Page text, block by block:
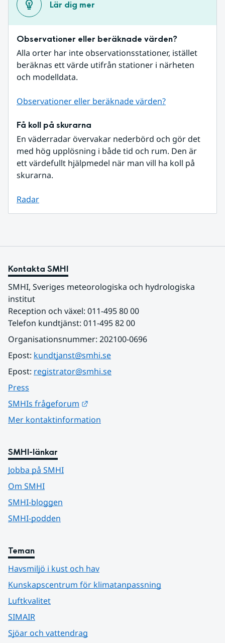
Lär dig mer
Observationer eller beräknade värden?
Alla orter har inte observationsstationer, istället
beräknas ett värde utifrån stationer i närheten
och modelldata.
Observationer eller beräknade värden?
Få koll på skurarna
En väderradar övervakar nederbörd och gör det
med hög upplösning i både tid och rum. Den är
ett värdefullt hjälpmedel när man vill ha koll på
skurarna.
Radar
Kontakta SMHI
SMHI, Sveriges meteorologiska och hydrologiska
institut
Reception och växel: 011-495 80 00
Telefon kundtjänst: 011-495 82 00
Organisationsnummer: 202100-0696
Epost: kundtjanst@smhi.se
Epost: registrator@smhi.se
Press
SMHIs frågeforum
Mer kontaktinformation
SMHI-länkar
Jobba på SMHI
Om SMHI
SMHI-bloggen
SMHI-podden
Teman
Havsmiljö i kust och hav
Kunskapscentrum för klimatanpassning
Luftkvalitet
SIMAIR
Sjöar och vattendrag